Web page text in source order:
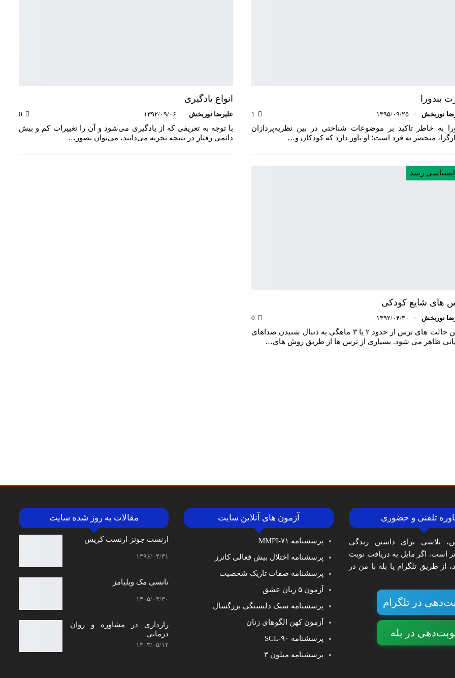
بندورا
نوربخش ۱۳۹۵/۰۹/۲۵
به خاطر تاکید بر موضوعات شناختی در بین نظریه‌پردازان
منحصر به فرد است؛ او باور دارد که کودکان و…
انواع یادگیری
علیرضا نوربخش ۱۳۹۲/۰۹/۰۶
با توجه به تعریفی که از یادگیری می‌شود و آن را تغییرات کم و بیش
دائمی رفتار در نتیجه تجربه می‌دانند، می‌توان تصور…
رشد
های شایع کودکی
نوربخش ۱۳۹۲/۰۴/۳۰
اولین حالت های ترس از حدود ۲ یا ۳ ماهگی به دنبال شنیدن صداهای
ظاهر می شود. بسیاری از ترس ها از طریق روش های…
تلفنی و حضوری
تلاشی برای داشتن زندگی
است. اگر مایل به دریافت نوبت
از طریق تلگرام یا بله با من در
در تلگرام
در بله
آزمون های آنلاین سایت
پرسشنامه MMPI-۷۱
پرسشنامه اختلال بیش فعالی کانرز
پرسشنامه صفات تاریک شخصیت
آزمون ۵ زبان عشق
پرسشنامه سبک دلبستگی بزرگسال
آزمون کهن الگوهای زنان
پرسشنامه SCL-۹۰
پرسشنامه میلون ۳
مقالات به روز شده سایت
ارنست جونز-ارنست کریس
۱۳۹۶/۰۴/۳۱
نانسی مک‌ ویلیامز
۱۴۰۵/۰۳/۳۰
رازداری در مشاوره و روان
درمانی
۱۴۰۳/۰۵/۱۲